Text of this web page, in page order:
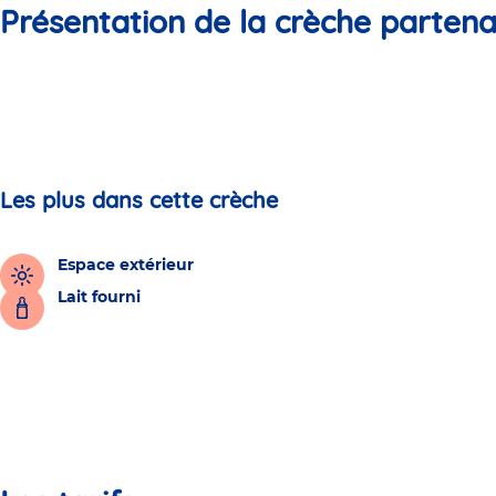
Présentation de la crèche
Les plus dans cette crèche
Espace extérieur
Lait fourni